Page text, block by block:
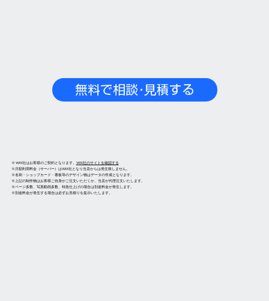
無料で相談･見積する
※ WIX​社はお客様のご契約となります。 WIX社のサイトを確認する
​※月額利用料金（サーバー）はWIX社となり当店からは発生致しません。
※名刺・ショップカード・看板等のデザイン物はデータの作成となります。
​※上記の制作物はお客様ご自身がご注文いただくか、当店が代理注文いたします。
​※ページ多数、写真動画多数、特急仕上げの場合は別途料金が発生します。
​※別途料金が発生する場合は必ずお見積りを提示いたします。